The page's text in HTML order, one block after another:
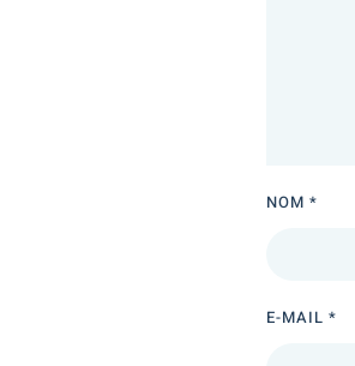
NOM *
E-MAIL *